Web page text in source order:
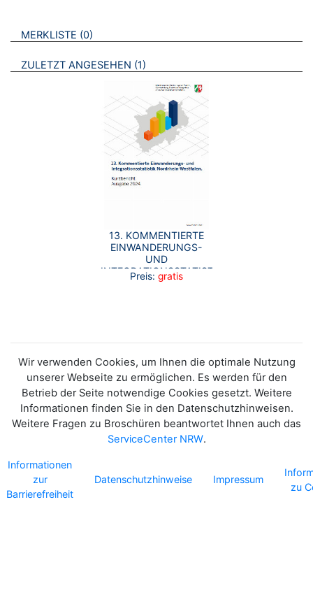
VERWEISE AUF VERMERKTE- ODER ZULETZT ANGESEHENE
MERKLISTE 0 BROSCHÜREN
ZULETZT ANGESEHEN 1 BROSCHÜREN
13. KOMMENTIERTE
EINWANDERUNGS-
UND
INTEGRATIONSSTATISTIK
NRW - KURZBERICHT
Preis: gratis
Wir verwenden Cookies, um Ihnen die optimale Nutzung
unserer Webseite zu ermöglichen. Es werden für den
Betrieb der Seite notwendige Cookies gesetzt. Weitere
Informationen finden Sie in den Datenschutzhinweisen.
Weitere Fragen zu Broschüren beantwortet Ihnen auch das
ServiceCenter NRW.
Informationen
zur
Barrierefreiheit
Datenschutzhinweise Impressum
zu